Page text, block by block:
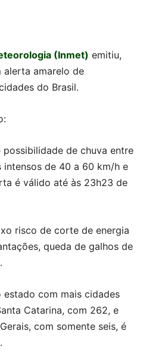
(Inmet) emitiu,
alerta amarelo de
do Brasil.
de chuva entre
de 40 a 60 km/h e
é válido até às 23h23 de
risco de corte de energia
queda de galhos de
estado com mais cidades
Catarina, com 262, e
com somente seis, é